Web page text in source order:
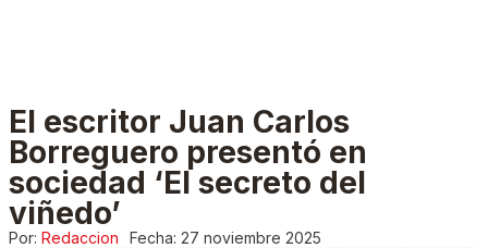
El escritor Juan Carlos
Borreguero presentó en
sociedad ‘El secreto del
viñedo’
Por: Redaccion Fecha: 27 noviembre 2025